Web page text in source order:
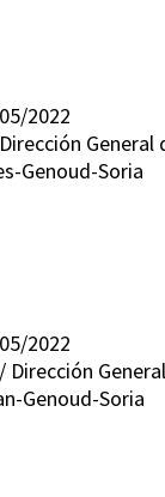
2022
Genoud-Soria
2022
Dirección
Genoud-Soria